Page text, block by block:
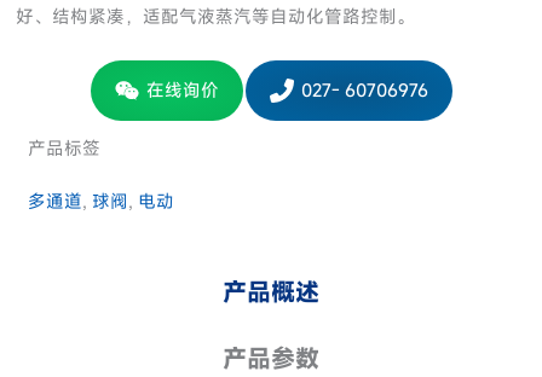
好、结构紧凑，适配气液蒸汽等自动化管路控制。
在线询价 027- 60706976
产品标签
多通道, 球阀, 电动
产品概述
产品参数